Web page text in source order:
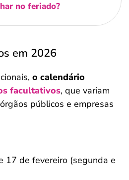
no feriado​?
em 2026
o calendário
facultativos, que variam
públicos e empresas
17 de fevereiro (segunda e